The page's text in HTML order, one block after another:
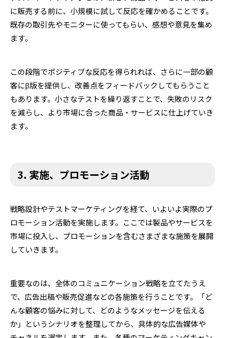
に販売する前に、小規模に試して反応を確かめることです。
既存の取引先やモニターに使ってもらい、感想や意見を集め
ます。
この段階でポジティブな反応を得られれば、さらに一部の顧
客にβ版を提供し、改善点をフィードバックしてもらうこと
もあります。小さなテストを繰り返すことで、失敗のリスク
を減らし、より市場に合った商品・サービスに仕上げていき
ます。
3. 実施、プロモーション活動
戦略設計やテストマーケティングを経て、いよいよ実際のプ
ロモーション活動を実施します。ここでは製品やサービスを
市場に投入し、プロモーションを含むさまざまな施策を展開
していきます。
重要なのは、全体のコミュニケーション戦略を立てたうえ
で、広告出稿や販売促進などの各施策を行うことです。「ど
んな顧客の悩みに対して、どのようなメッセージを伝える
か」というシナリオを整理してから、具体的な広告媒体や